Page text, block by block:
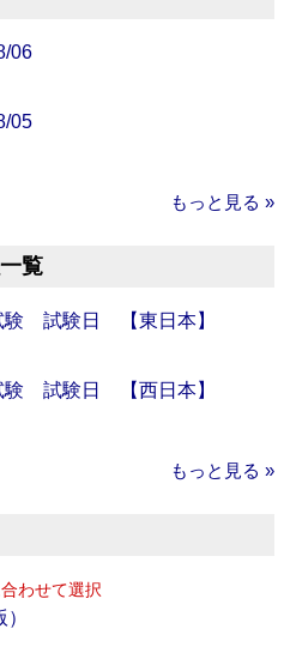
06
05
もっと見る »
覧
験 試験日 【東日本】
験 試験日 【西日本】
もっと見る »
わせて選択